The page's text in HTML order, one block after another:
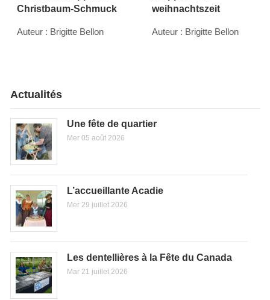
Christbaum-Schmuck
Auteur : Brigitte Bellon
weihnachtszeit
Auteur : Brigitte Bellon
Actualités
Une fête de quartier
Mer 05 août 2026
L’accueillante Acadie
Mer 29 juillet 2026
Les dentellières à la Fête du Canada
Mar 21 juillet 2026